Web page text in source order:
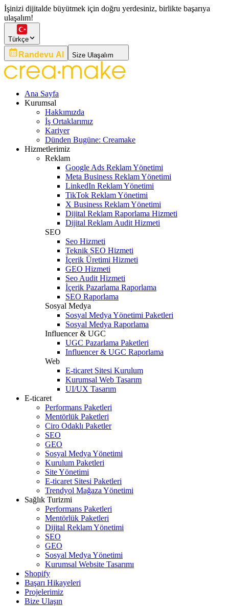
İşinizi dijitalde büyütmek için doğru yerdesiniz, birlikte başarıya
ulaşalım!
Türkçe
Randevu Al Size Ulaşalım
Ana Sayfa
Kurumsal
Hakkımızda
İş Ortaklarımız
Kariyer
Dünden Bugüne: Creamake
Hizmetlerimiz
Reklam
Google Ads Reklam Yönetimi
Meta Business Reklam Yönetimi
LinkedIn Reklam Yönetimi
TikTok Reklam Yönetimi
X Business Reklam Yönetimi
Dijital Reklam Raporlama Hizmeti
Dijital Reklam Audit Hizmeti
SEO
Seo Hizmeti
Teknik SEO Hizmeti
İçerik Üretimi Hizmeti
GEO Hizmeti
Seo Audit Hizmeti
İçerik Pazarlama Raporlama
SEO Raporlama
Sosyal Medya
Sosyal Medya Yönetimi Paketleri
Sosyal Medya Raporlama
Influencer & UGC
UGC Pazarlama Paketleri
Influencer & UGC Raporlama
Web
E-ticaret Sitesi Kurulum
Kurumsal Web Tasarım
UI/UX Tasarım
E-ticaret
Performans Paketleri
Mentörlük Paketleri
Ciro Odaklı Paketler
SEO
GEO
Sosyal Medya Yönetimi
Kurulum Paketleri
Site Yönetimi
E-ticaret Sitesi Paketleri
Trendyol Mağaza Yönetimi
Sağlık Turizmi
Performans Paketleri
Mentörlük Paketleri
Dijital Reklam Yönetimi
SEO
GEO
Sosyal Medya Yönetimi
Kurumsal Website Tasarımı
Shopify
Başarı Hikayeleri
Projelerimiz
Bize Ulaşın